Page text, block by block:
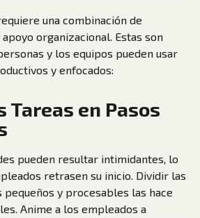
una combinación de
organizacional. Estas son
y los equipos pueden usar
y enfocados:
Tareas en Pasos
pueden resultar intimidantes, lo
retrasen su inicio. Dividir las
pequeños y procesables las hace
Anime a los empleados a